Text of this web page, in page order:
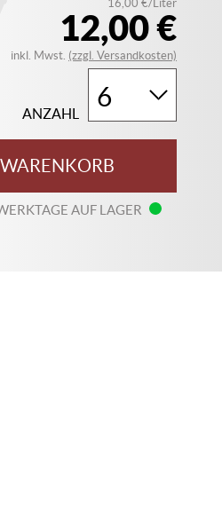
12,00 €
16,00 €/Liter
inkl. Mwst. (zzgl. Versandkosten)
ANZAHL
WARENKORB
AUF LAGER